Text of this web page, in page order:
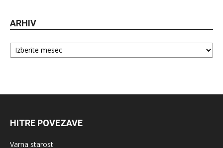
ARHIV
Arhiv
HITRE POVEZAVE
Varna starost